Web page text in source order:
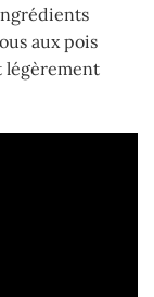
aux pois
légèrement